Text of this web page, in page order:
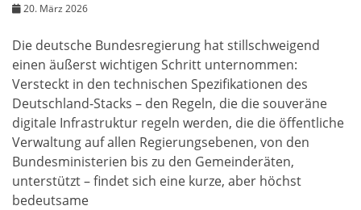
20. März 2026
Die deutsche Bundesregierung hat stillschweigend
einen äußerst wichtigen Schritt unternommen:
Versteckt in den technischen Spezifikationen des
Deutschland-Stacks – den Regeln, die die souveräne
digitale Infrastruktur regeln werden, die die öffentliche
Verwaltung auf allen Regierungsebenen, von den
Bundesministerien bis zu den Gemeinderäten,
unterstützt – findet sich eine kurze, aber höchst
bedeutsame